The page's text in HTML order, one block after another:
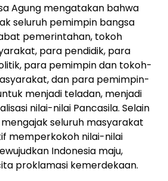
Agung mengatakan bahwa
seluruh pemimpin bangsa
pemerintahan, tokoh
para pendidik, para
para pemimpin dan tokoh-
dan para pemimpin-
menjadi teladan, menjadi
nilai-nilai Pancasila. Selain
mengajak seluruh masyarakat
memperkokoh nilai-nilai
Indonesia maju,
proklamasi kemerdekaan.